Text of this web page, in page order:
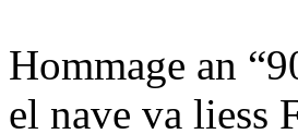
Hommage an
el nave va liess